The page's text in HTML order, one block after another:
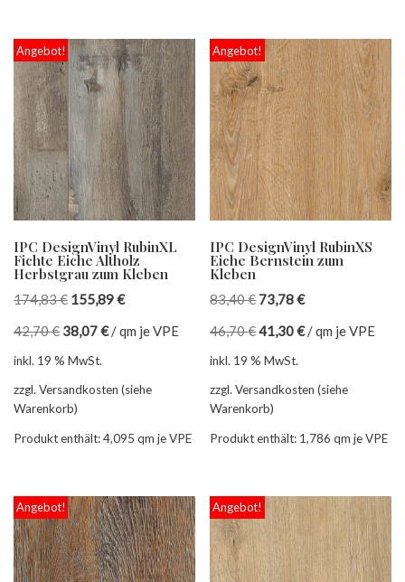
Angebot!
IPC DesignVinyl RubinXL
Fichte Eiche Altholz
Herbstgrau zum Kleben
174,83€ 155,89€
42,70€ 38,07€/qm je VPE
inkl. 19 % MwSt.
zzgl. Versandkosten (siehe
Warenkorb)
Produkt enthält: 4,095 qm je VPE
Angebot!
IPC DesignVinyl RubinXS
Eiche Bernstein zum
Kleben
83,40€ 73,78€
46,70€41,30€/qm je VPE
inkl. 19 % MwSt.
zzgl. Versandkosten (siehe
Warenkorb)
Produkt enthält: 1,786qm je VPE
Angebot! Angebot!